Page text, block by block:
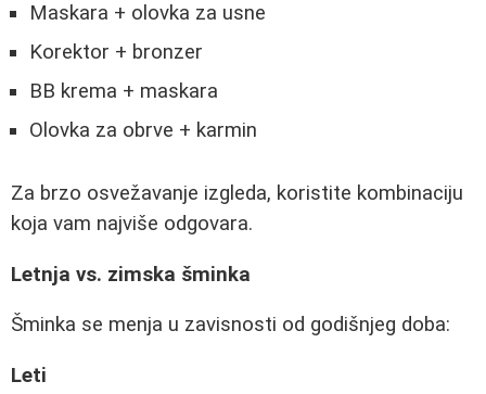
Maskara + olovka za usne
Korektor + bronzer
BB krema + maskara
Olovka za obrve + karmin
Za brzo osvežavanje izgleda, koristite kombinaciju
koja vam najviše odgovara.
Letnja vs. zimska šminka
Šminka se menja u zavisnosti od godišnjeg doba:
Leti